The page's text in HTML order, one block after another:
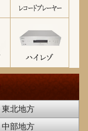
東北地方
中部地方